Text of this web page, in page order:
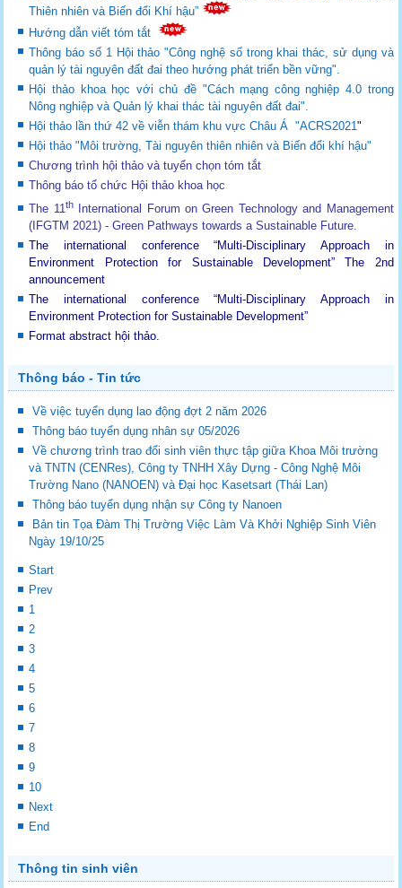
Thiên nhiên và Biến đổi Khí hậu”
Hướng dẫn viết tóm tắt
Thông báo số 1 Hội thảo "Công nghệ số trong khai thác, sử dụng và
quản lý tài nguyên đất đai theo hướng phát triển bền vững".
Hội thảo khoa học với chủ đề "Cách mạng công nghiệp 4.0 trong
Nông nghiệp và Quản lý khai thác tài nguyên đất đai".
Hội thảo lần thứ 42 về viễn thám khu vực Châu Á "ACRS2021"
Hội thảo "Môi trường, Tài nguyên thiên nhiên và Biến đổi khí hậu"
Chương trình hội thảo và tuyển chọn tóm tắt
Thông báo tổ chức Hội thảo khoa học
The 11thInternational Forum on Green Technology and Management
(IFGTM 2021) - Green Pathways towards a Sustainable Future.
The international conference “Multi-Disciplinary Approach in
Environment Protection for Sustainable Development”The 2nd
announcement
The international conference “Multi-Disciplinary Approach in
Environment Protection for Sustainable Development”
Format abstract hội thảo.
Thông báo - Tin tức
Về việc tuyển dụng lao động đợt 2 năm 2026
Thông báo tuyển dụng nhân sự 05/2026
Về chương trình trao đổi sinh viên thực tập giữa Khoa Môi trường
và TNTN (CENRes), Công ty TNHH Xây Dựng - Công Nghệ Môi
Trường Nano (NANOEN) và Đại học Kasetsart (Thái Lan)
Thông báo tuyển dụng nhận sự Công ty Nanoen
Bản tin Tọa Đàm Thị Trường Việc Làm Và Khởi Nghiệp Sinh Viên
Ngày 19/10/25
Start
Prev
1
2
3
4
5
6
7
8
9
10
Next
End
Thông tin sinh viên